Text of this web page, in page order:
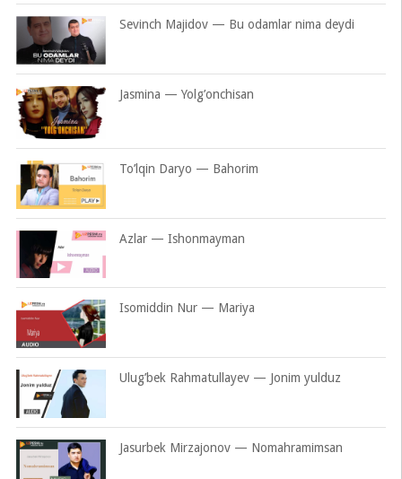
Sevinch Majidov — Bu odamlar nima deydi
Jasmina — Yolg’onchisan
To’lqin Daryo — Bahorim
Azlar — Ishonmayman
Isomiddin Nur — Mariya
Ulug’bek Rahmatullayev — Jonim yulduz
Jasurbek Mirzajonov — Nomahramimsan